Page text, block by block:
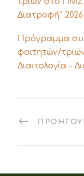
Διατροφή” 2026
Πρόγραμμα
φοιτητών/
Διαιτολογία –